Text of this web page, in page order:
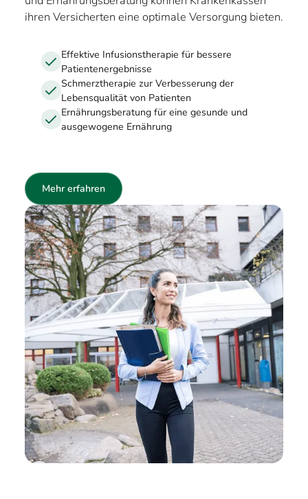
ihren Versicherten eine optimale Versorgung bieten.
Effektive Infusionstherapie für bessere
Patientenergebnisse
Schmerztherapie zur Verbesserung der
Lebensqualität von Patienten
Ernährungsberatung für eine gesunde und
ausgewogene Ernährung
Mehr erfahren